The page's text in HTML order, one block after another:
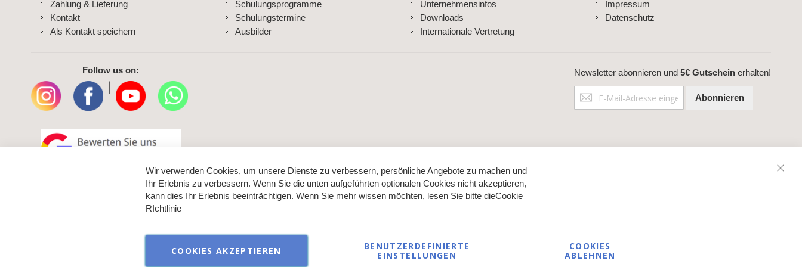
Zahlung & Lieferung
Kontakt
Als Kontakt speichern
Schulungsprogramme
Schulungstermine
Ausbilder
Unternehmensinfos
Downloads
Internationale Vertretung
Impressum
Datenschutz
Follow us on: Newsletter abonnieren und5€ Gutschein erhalten!
Anmeldung
zum
Abonnieren
Wir verwenden Cookies, um unsere Dienste zu verbessern, persönliche Angebote zu machen und
Ihr Erlebnis zu verbessern. Wenn Sie die unten aufgeführten optionalen Cookies nicht akzeptieren,
kann dies Ihr Erlebnis beeinträchtigen. Wenn Sie mehr wissen möchten, lesen Sie bitte dieCookie
RIchtlinie
COOKIES AKZEPTIEREN
BENUTZERDEFINIERTE
EINSTELLUNGEN
COOKIES
ABLEHNEN